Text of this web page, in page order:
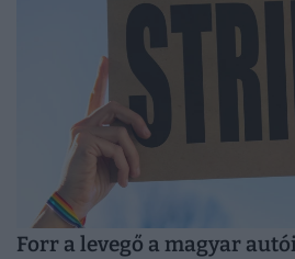
Forr a levegő a magyar